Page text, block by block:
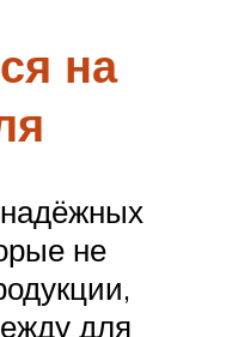
на
не
для